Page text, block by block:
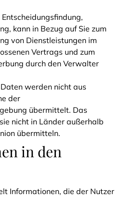
kann in Bezug auf Sie zum
von Dienstleistungen im
Vertrags und zum
durch den Verwalter
werden nicht aus
der
übermittelt. Das
nicht in Länder außerhalb
übermitteln.
in den
Informationen, die der Nutzer